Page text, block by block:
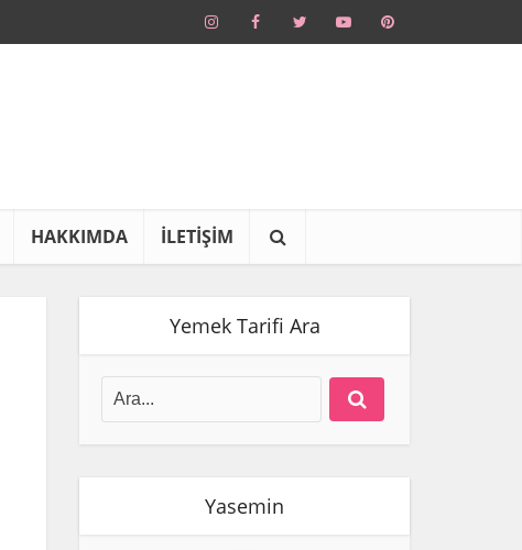
HAKKIMDA İLETİŞİM
Yemek Tarifi Ara
Yasemin